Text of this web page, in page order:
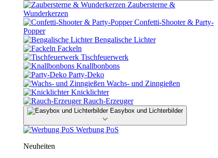
Zaubersterne &
Wunderkerzen
Confetti-Shooter & Party-
Popper
Bengalische Lichter
Fackeln
Tischfeuerwerk
Knallbonbons
Party-Deko
Wachs- und Zinngießen
Knicklichter
Rauch-Erzeuger
Easybox und Lichterbilder
Werbung PoS
Neuheiten